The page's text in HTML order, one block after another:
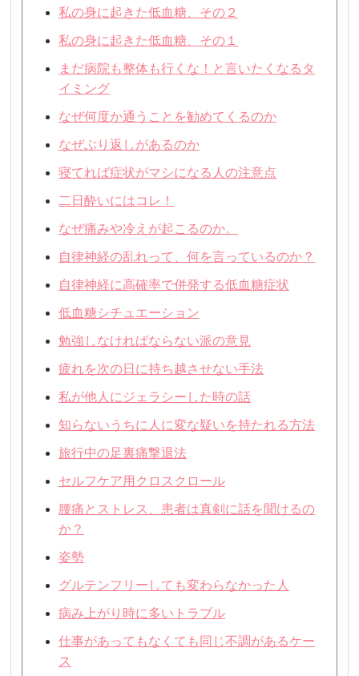
私の身に起きた低血糖、その２
私の身に起きた低血糖、その１
まだ病院も整体も行くな！と言いたくなるタ
イミング
なぜ何度か通うことを勧めてくるのか
なぜぶり返しがあるのか
寝てれば症状がマシになる人の注意点
二日酔いにはコレ！
なぜ痛みや冷えが起こるのか。
自律神経の乱れって、何を言っているのか？
自律神経に高確率で併発する低血糖症状
低血糖シチュエーション
勉強しなければならない派の意見
疲れを次の日に持ち越させない手法
私が他人にジェラシーした時の話
知らないうちに人に変な疑いを持たれる方法
旅行中の足裏痛撃退法
セルフケア用クロスクロール
腰痛とストレス、患者は真剣に話を聞けるの
か？
姿勢
グルテンフリーしても変わらなかった人
病み上がり時に多いトラブル
仕事があってもなくても同じ不調があるケー
ス